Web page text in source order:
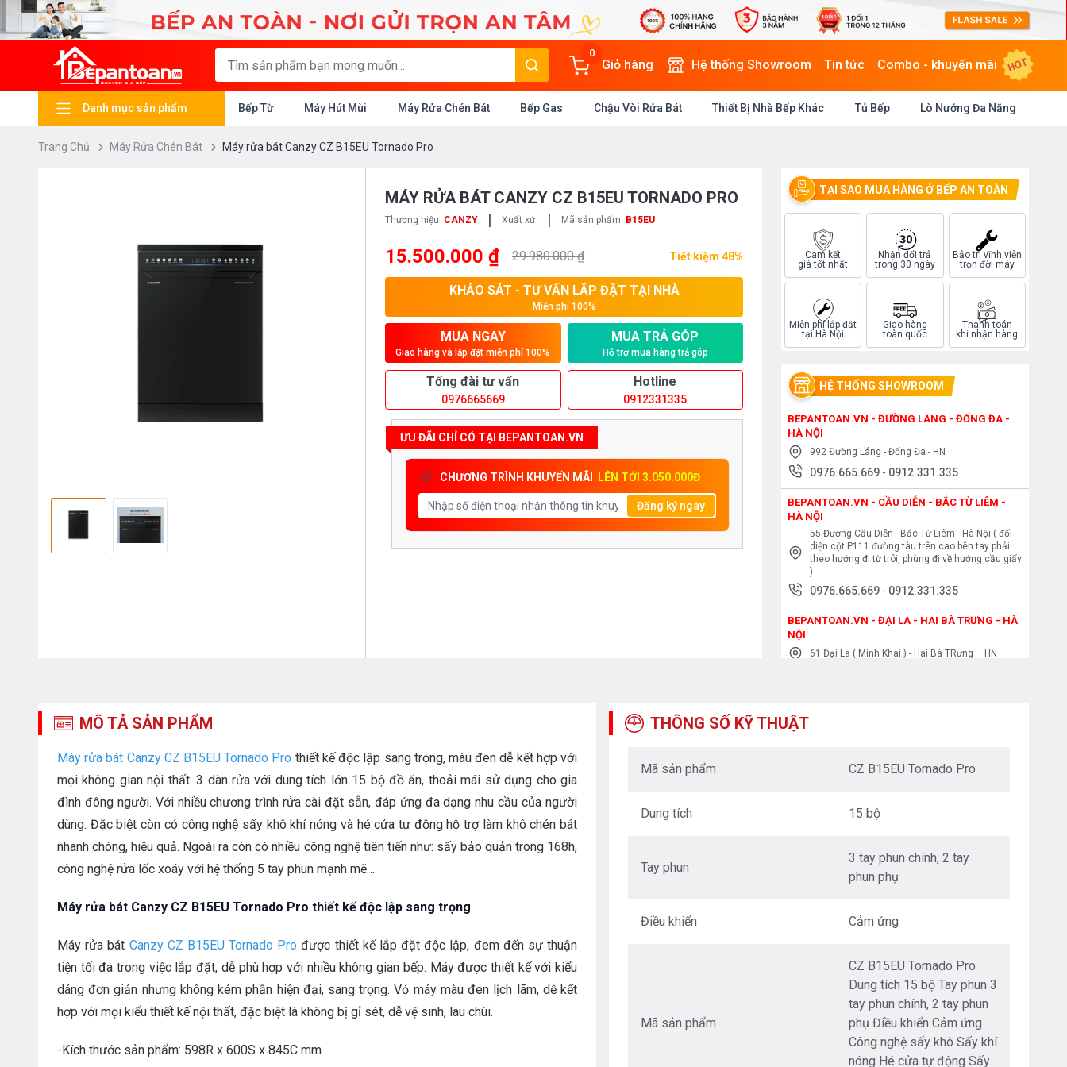
0
Giỏ hàng Hệ thống Showroom Tin tức Combo - khuyến mãi HOT
Danh mục sản phẩm Bếp Từ Máy Hút Mùi Máy Rửa Chén Bát Bếp Gas Chậu Vòi Rửa Bát Thiết Bị Nhà Bếp Khác Tủ Bếp Lò Nướng Đa Năng
Trang Chủ Máy Rửa Chén Bát Máy rửa bát Canzy CZ B15EU Tornado Pro
MÁY RỬA BÁT CANZY CZ B15EU TORNADO PRO
Thương hiệu CANZY | Xuất xứ | Mã sản phẩm B15EU
15.500.000 ₫ 29.980.000 ₫ Tiết kiệm 48%
KHẢO SÁT - TƯ VẤN LẮP ĐẶT TẠI NHÀ
Miễn phí 100%
MUA NGAY
Giao hàng và lắp đặt miễn phí 100%
MUA TRẢ GÓP
Hỗ trợ mua hàng trả góp
Tổng đài tư vấn
0976665669
Hotline
0912331335
ƯU ĐÃI CHỈ CÓ TẠI BEPANTOAN.VN
CHƯƠNG TRÌNH KHUYẾN MÃI LÊN TỚI 3.050.000Đ
Đăng ký ngay
TẠI SAO MUA HÀNG Ở BẾP AN TOÀN
Cam kết
giá tốt nhất
Nhận đổi trả
trong 30 ngày
Bảo trì vĩnh viễn
trọn đời máy
Miễn phí lắp đặt
tại Hà Nội
Giao hàng
toàn quốc
Thanh toán
khi nhận hàng
HỆ THỐNG SHOWROOM
BEPANTOAN.VN - ĐƯỜNG LÁNG - ĐỐNG ĐA -
HÀ NỘI
992 Đường Láng - Đống Đa - HN
0976.665.669 - 0912.331.335
BEPANTOAN.VN - CẦU DIỄN - BẮC TỪ LIÊM -
HÀ NỘI
55 Đường Cầu Diễn - Bắc Từ Liêm - Hà Nội ( đối
diện cột P111 đường tàu trên cao bên tay phải
theo hướng đi từ trôi, phùng đi về hướng cầu giấy
)
0976.665.669 - 0912.331.335
BEPANTOAN.VN - ĐẠI LA - HAI BÀ TRƯNG - HÀ
NỘI
61 Đại La ( Minh Khai ) - Hai Bà TRưng – HN
XUÂN - HÀ NỘI
Căn 08 - TT1.4 Khu Dự Án Calyx Residence
0976.665.669 - 0912.331.335
BEPANTOAN.VN - NGUYỄN VĂN CỪ - LONG
Nguyễn Văn Cừ - Long Biên - HN
BEPANTOAN.VN - QUẬN TÂN BÌNH - TP HCM
Hoàng Văn Thụ - Phường 4 - Quân Tân Bình - TP
0912331335-0976665669
BẾP AN TOÀN SÓC SƠN
Thôn Hương Đình - Xã Mai Đình - Sóc Sơn - TP Hà
MÔ TẢ SẢN PHẨM
Máy rửa bát Canzy CZ B15EU Tornado Pro thiết kế độc lập sang trọng, màu đen dễ kết hợp với
mọi không gian nội thất. 3 dàn rửa với dung tích lớn 15 bộ đồ ăn, thoải mái sử dụng cho gia
đình đông người. Với nhiều chương trình rửa cài đặt sẵn, đáp ứng đa dạng nhu cầu của người
dùng. Đặc biệt còn có công nghệ sấy khô khí nóng và hé cửa tự động hỗ trợ làm khô chén bát
nhanh chóng, hiệu quả. Ngoài ra còn có nhiều công nghệ tiên tiến như: sấy bảo quản trong 168h,
công nghệ rửa lốc xoáy với hệ thống 5 tay phun mạnh mẽ…
Máy rửa bát Canzy CZ B15EU Tornado Pro thiết kế độc lập sang trọng
Máy rửa bát Canzy CZ B15EU Tornado Pro được thiết kế lắp đặt độc lập, đem đến sự thuận
tiện tối đa trong việc lắp đặt, dễ phù hợp với nhiều không gian bếp. Máy được thiết kế với kiểu
dáng đơn giản nhưng không kém phần hiện đại, sang trọng. Vỏ máy màu đen lịch lãm, dễ kết
hợp với mọi kiểu thiết kế nội thất, đặc biệt là không bị gỉ sét, dễ vệ sinh, lau chùi.
-Kích thước sản phẩm: 598R x 600S x 845C mm
THÔNG SỐ KỸ THUẬT
Mã sản phẩm CZ B15EU Tornado Pro
Dung tích 15 bộ
Tay phun
3 tay phun chính, 2 tay
phun phụ
Điều khiển Cảm ứng
Mã sản phẩm
CZ B15EU Tornado Pro
Dung tích 15 bộ Tay phun 3
tay phun chính, 2 tay phun
phụ Điều khiển Cảm ứng
Công nghệ sấy khô Sấy khí
nóng Hé cửa tự động Sấy